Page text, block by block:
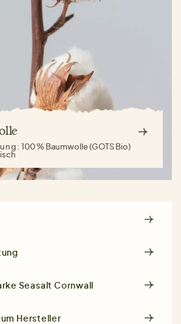
100 % Baumwolle (GOTS Bio)
Seasalt Cornwall
Hersteller